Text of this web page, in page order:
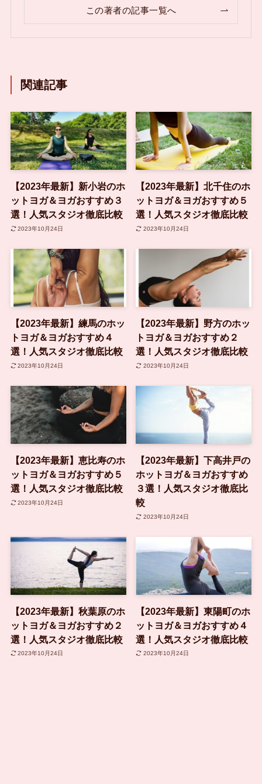
この著者の記事一覧へ
関連記事
【2023年最新】新小岩のホ
ットヨガ＆ヨガおすすめ３
選！人気スタジオ徹底比較
2023年10月24日
【2023年最新】北千住のホ
ットヨガ＆ヨガおすすめ５
選！人気スタジオ徹底比較
2023年10月24日
【2023年最新】練馬のホッ
トヨガ＆ヨガおすすめ４
選！人気スタジオ徹底比較
2023年10月24日
【2023年最新】野方のホッ
トヨガ＆ヨガおすすめ２
選！人気スタジオ徹底比較
2023年10月24日
【2023年最新】恵比寿のホ
ットヨガ＆ヨガおすすめ５
選！人気スタジオ徹底比較
2023年10月24日
【2023年最新】下高井戸の
ホットヨガ＆ヨガおすすめ
３選！人気スタジオ徹底比
較
2023年10月24日
【2023年最新】秋葉原のホ
ットヨガ＆ヨガおすすめ２
選！人気スタジオ徹底比較
2023年10月24日
【2023年最新】東陽町のホ
ットヨガ＆ヨガおすすめ４
選！人気スタジオ徹底比較
2023年10月24日